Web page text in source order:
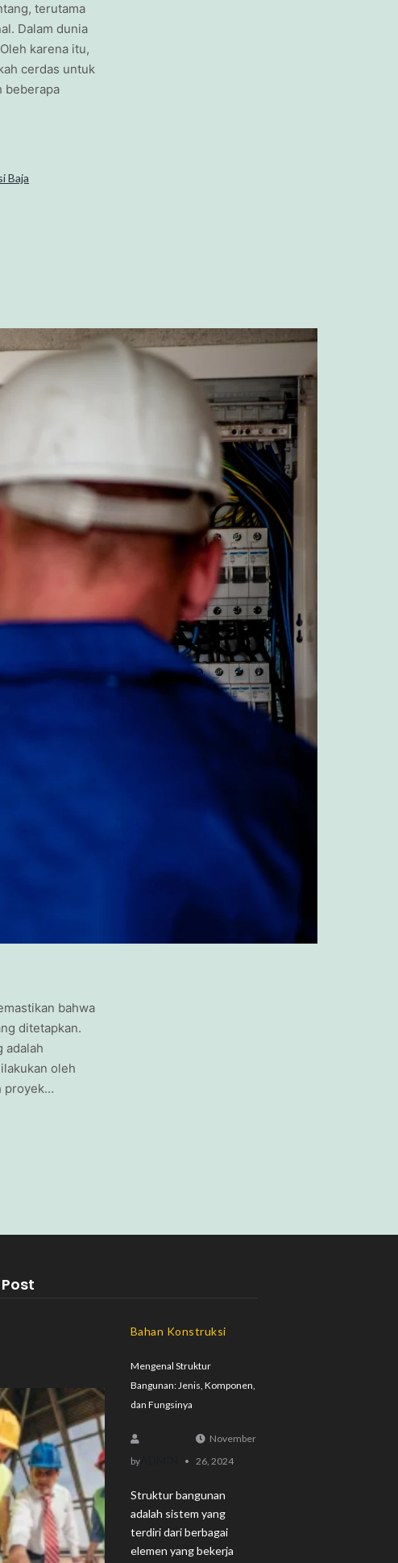
terutama
Dalam dunia
karena itu,
cerdas untuk
beberapa
Baja
bahwa
ditetapkan.
adalah
oleh
proyek…
Bahan Konstruksi
Mengenal Struktur
Bangunan: Jenis, Komponen,
dan Fungsinya
byADMIN
November
26, 2024
Struktur bangunan
adalah sistem yang
terdiri dari berbagai
elemen yang bekerja